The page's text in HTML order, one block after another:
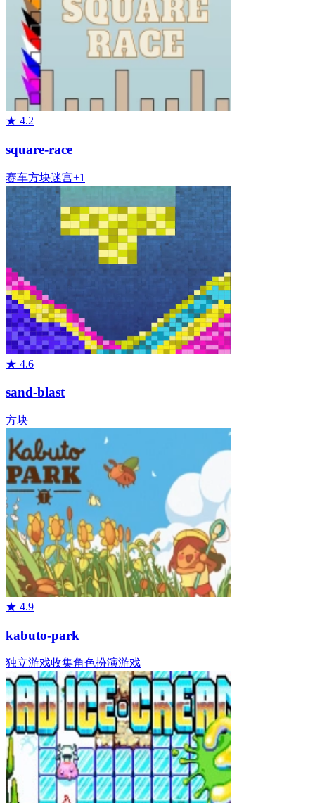
★ 4.2
square-race
赛车方块迷宫+1
★ 4.6
sand-blast
方块
★ 4.9
kabuto-park
独立游戏收集角色扮演游戏